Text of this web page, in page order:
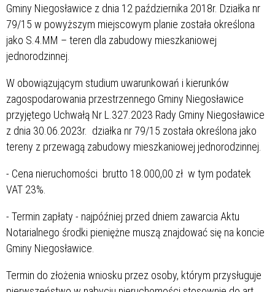
Gminy Niegosławice z dnia 12 października 2018r. Działka nr
79/15 w powyższym miejscowym planie została określona
jako S.4.MM – teren dla zabudowy mieszkaniowej
jednorodzinnej.
W obowiązującym studium uwarunkowań i kierunków
zagospodarowania przestrzennego Gminy Niegosławice
przyjętego Uchwałą Nr L.327.2023 Rady Gminy Niegosławice
z dnia 30.06.2023r. działka nr 79/15 została określona jako
tereny z przewagą zabudowy mieszkaniowej jednorodzinnej.
- Cena nieruchomości brutto 18.000,00 zł w tym podatek
VAT 23%.
- Termin zapłaty - najpóźniej przed dniem zawarcia Aktu
Notarialnego środki pieniężne muszą znajdować się na koncie
Gminy Niegosławice.
Termin do złożenia wniosku przez osoby, którym przysługuje